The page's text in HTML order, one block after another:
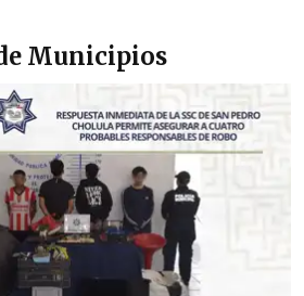
Municipios